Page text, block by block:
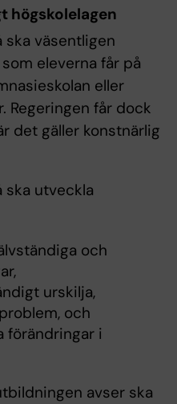
högskolelagen
väsentligen
eleverna får på
eller
Regeringen får dock
det gäller konstnärlig
ska utveckla
och
urskilja,
och
förändringar i
avser ska